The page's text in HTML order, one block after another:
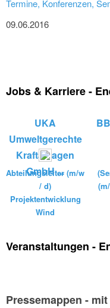
Termine, Konferenzen,
09.06.2016
Jobs & Karriere -
UKA
Umweltgerechte
Kraftanlagen
GmbH ...
Abteilungsleiter (m/w
/ d)
Projektentwicklung
Wind
Veranstaltungen -
Pressemappen -